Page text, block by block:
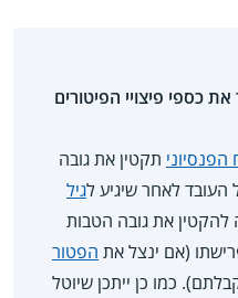
כספי פיצויי הפיטורים
הפנסיוני תקטין את גובה
העובד לאחר שיגיע לגיל
עשויה להקטין את גובה הטבות
(אם ינצל את הפטור
כמו כן ייתכן שיוטל